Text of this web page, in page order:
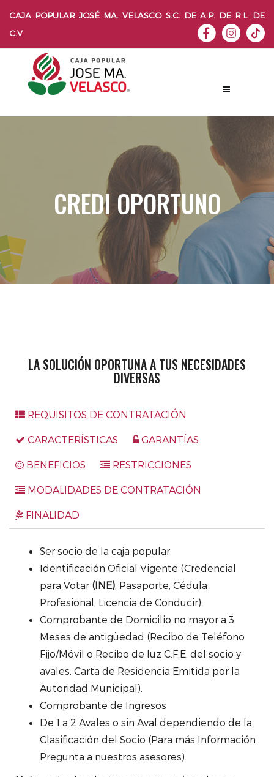
CAJA POPULAR JOSÉ MA. VELASCO S.C. DE A.P. DE R.L. DE
C.V
CREDI OPORTUNO
LA SOLUCIÓN OPORTUNA A TUS NECESIDADES
DIVERSAS
REQUISITOS DE CONTRATACIÓN
CARACTERÍSTICAS GARANTÍAS
BENEFICIOS RESTRICCIONES
MODALIDADES DE CONTRATACIÓN
FINALIDAD
Ser socio de la caja popular
Identificación Oficial Vigente (Credencial
para Votar (INE), Pasaporte, Cédula
Profesional, Licencia de Conducir).
Comprobante de Domicilio no mayor a 3
Meses de antigüedad (Recibo de Teléfono
Fijo/Móvil o Recibo de luz C.F.E, del socio y
avales, Carta de Residencia Emitida por la
Autoridad Municipal).
Comprobante de Ingresos
De 1 a 2 Avales o sin Aval dependiendo de la
Clasificación del Socio (Para más Información
Pregunta a nuestros asesores).